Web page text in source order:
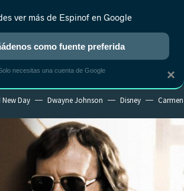
REALITY ANIME RANKINGS CINE
New Day Dwayne Johnson Disney
×
ver más de Espinof en Google
como fuente preferida
necesitas una cuenta de Google